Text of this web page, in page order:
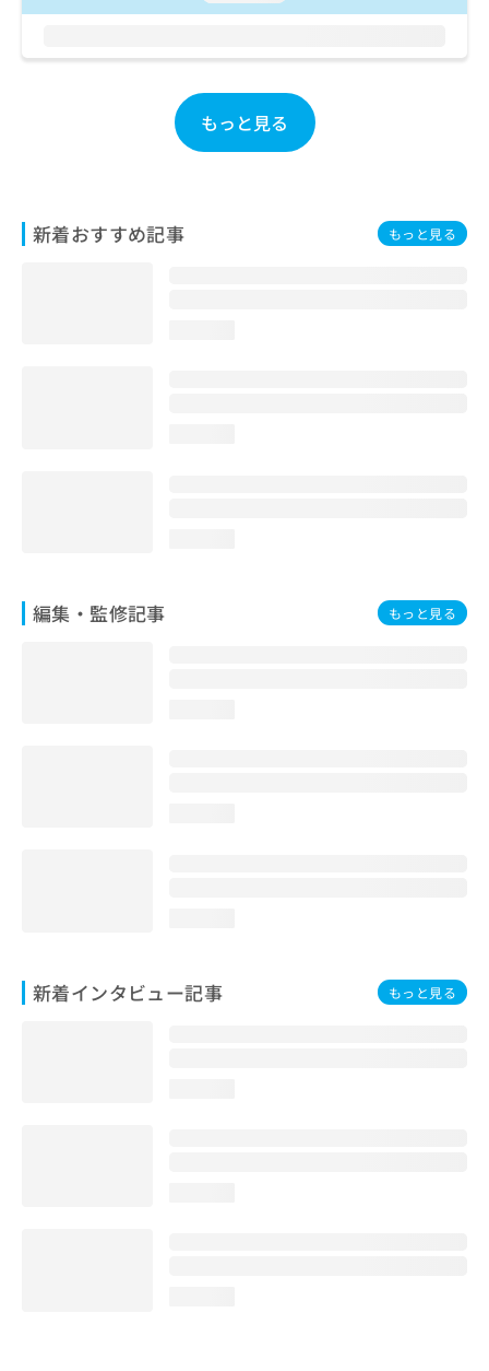
もっと見る
新着おすすめ記事 もっと見る
編集・監修記事 もっと見る
新着インタビュー記事 もっと見る
お
い